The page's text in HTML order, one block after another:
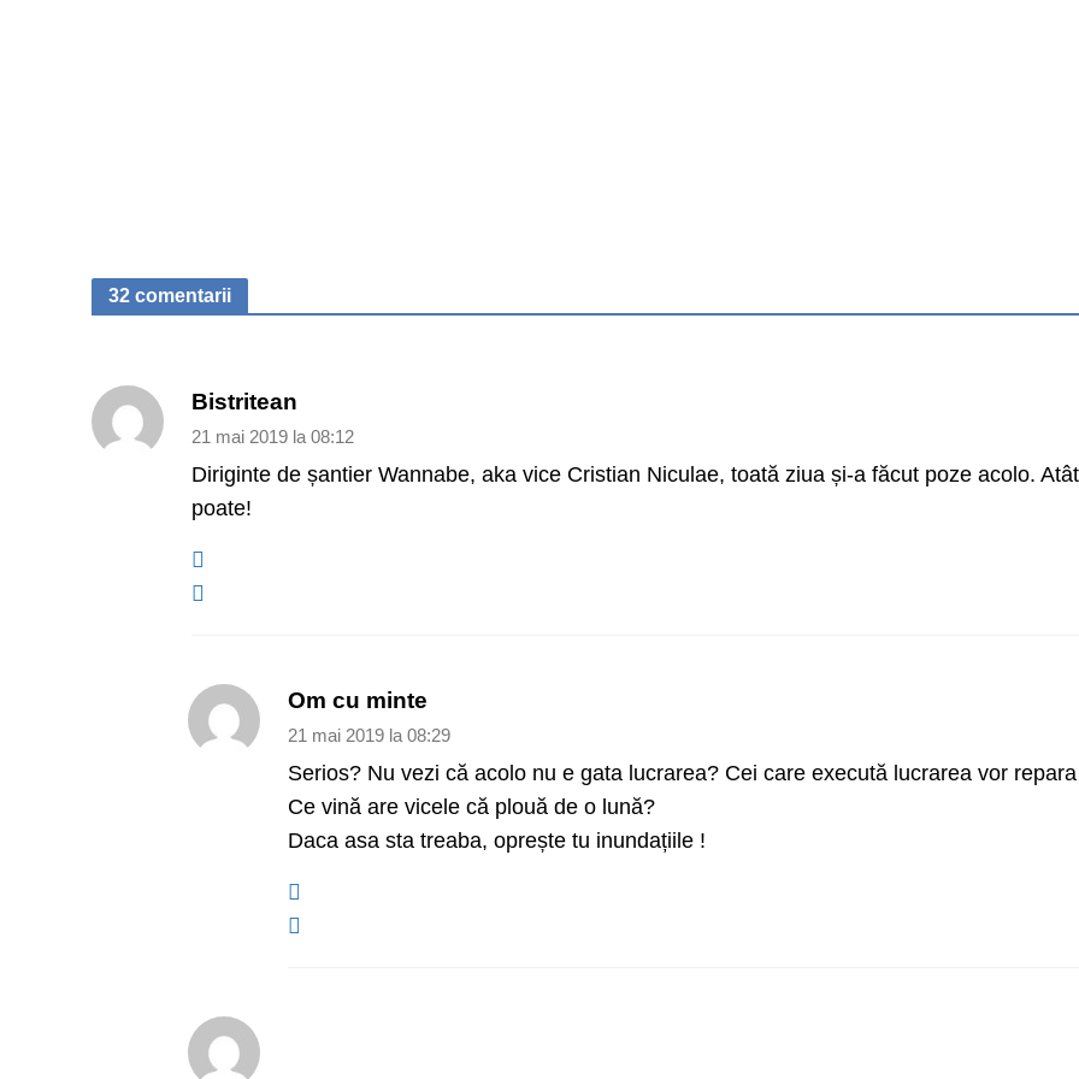
32 comentarii
Bistritean
21 mai 2019 la 08:12
Diriginte de șantier Wannabe, aka vice Cristian Niculae, toată ziua și-a făcut poze acolo.
poate!
Om cu minte
21 mai 2019 la 08:29
Serios? Nu vezi că acolo nu e gata lucrarea? Cei care execută lucrarea vor
Ce vină are vicele că plouă de o lună?
Daca asa sta treaba, oprește tu inundațiile !